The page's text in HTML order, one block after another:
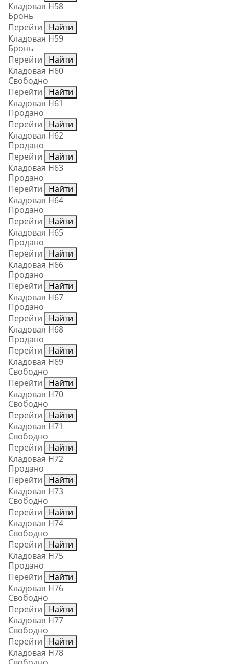
Кладовая Н58
Бронь
Перейти
Найти
Кладовая Н59
Бронь
Перейти
Найти
Кладовая Н60
Свободно
Перейти
Найти
Кладовая Н61
Продано
Перейти
Найти
Кладовая Н62
Продано
Перейти
Найти
Кладовая Н63
Продано
Перейти
Найти
Кладовая Н64
Продано
Перейти
Найти
Кладовая Н65
Продано
Перейти
Найти
Кладовая Н66
Продано
Перейти
Найти
Кладовая Н67
Продано
Перейти
Найти
Кладовая Н68
Продано
Перейти
Найти
Кладовая Н69
Свободно
Перейти
Найти
Кладовая Н70
Свободно
Перейти
Найти
Кладовая Н71
Свободно
Перейти
Найти
Кладовая Н72
Продано
Перейти
Найти
Кладовая Н73
Свободно
Перейти
Найти
Кладовая Н74
Свободно
Перейти
Найти
Кладовая Н75
Продано
Перейти
Найти
Кладовая Н76
Свободно
Перейти
Найти
Кладовая Н77
Свободно
Перейти
Найти
Кладовая Н78